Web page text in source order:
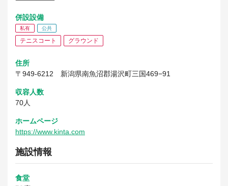
併設設備
私有 公共
テニスコート グラウンド
住所
〒949-6212
新潟県南魚沼郡湯沢町三国469−91
収容人数
70人
ホームページ
https://www.kinta.com
施設情報
食堂